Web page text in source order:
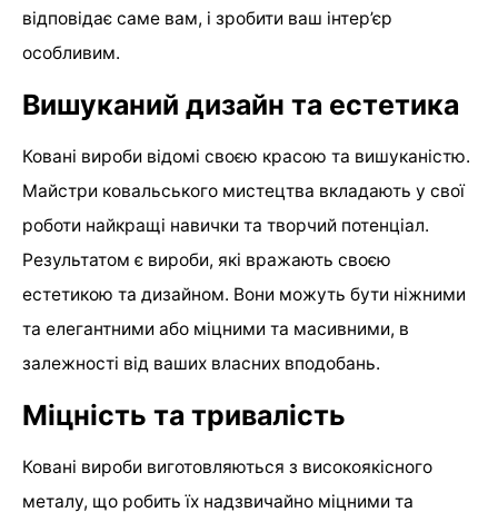
відповідає саме вам, і зробити ваш інтер’єр
особливим.
Вишуканий дизайн та естетика
Ковані вироби відомі своєю красою та вишуканістю.
Майстри ковальського мистецтва вкладають у свої
роботи найкращі навички та творчий потенціал.
Результатом є вироби, які вражають своєю
естетикою та дизайном. Вони можуть бути ніжними
та елегантними або міцними та масивними, в
залежності від ваших власних вподобань.
Міцність та тривалість
Ковані вироби виготовляються з високоякісного
металу, що робить їх надзвичайно міцними та